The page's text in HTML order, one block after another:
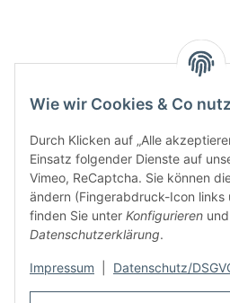
Wie wir Cookies & Co
Durch Klicken auf „Alle
Einsatz folgender Dienste auf
Vimeo, ReCaptcha. Sie können
ändern (Fingerabdruck-Icon links
finden Sie unter Konfigurieren
Datenschutzerklärung.
Impressum Datenschutz/
Informationen
Rechtliches